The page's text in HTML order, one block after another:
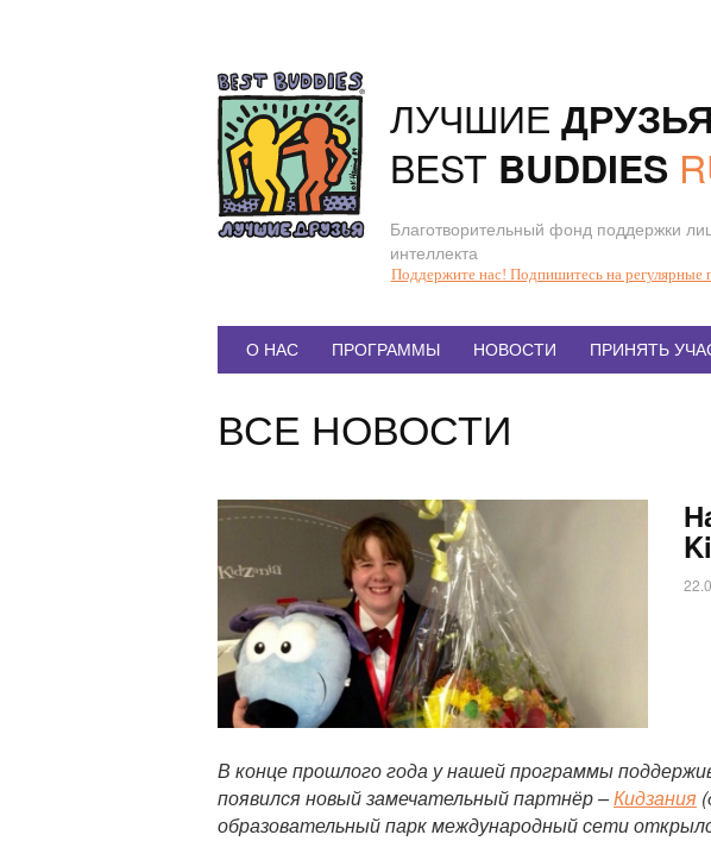
к
содержанию
ЛУЧШИЕ ДРУЗЬЯ
BEST BUDDIES
Благотворительный фонд поддержки
интеллекта
Поддержите нас! Подпишитесь на регулярные
Главное
О НАС ПРОГРАММЫ НОВОСТИ ПРИНЯТЬ
ВСЕ НОВОСТИ
Статья
В конце прошлого года у нашей программы
появился новый замечательный партнёр –Кидзания
образовательный парк международный сети